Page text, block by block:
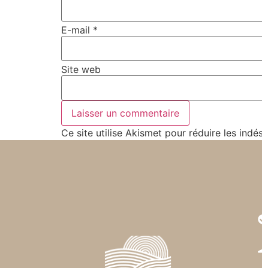
E-mail *
Site web
Ce site utilise Akismet pour réduire les